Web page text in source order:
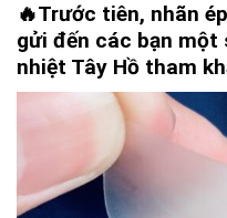
🔥Trước tiên, nhãn
gửi đến các bạn một
nhiệt Tây Hồ tham